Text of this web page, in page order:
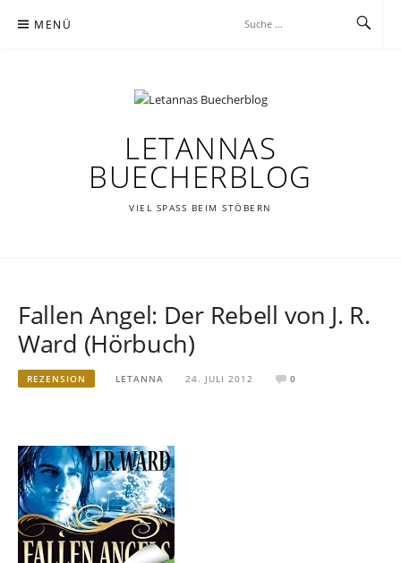
Inhalt MENÜ
LETANNAS
BUECHERBLOG
VIEL SPASS BEIM STÖBERN
Fallen Angel: Der Rebell von J. R.
Ward (Hörbuch)
REZENSION LETANNA 24. JULI 2012 0